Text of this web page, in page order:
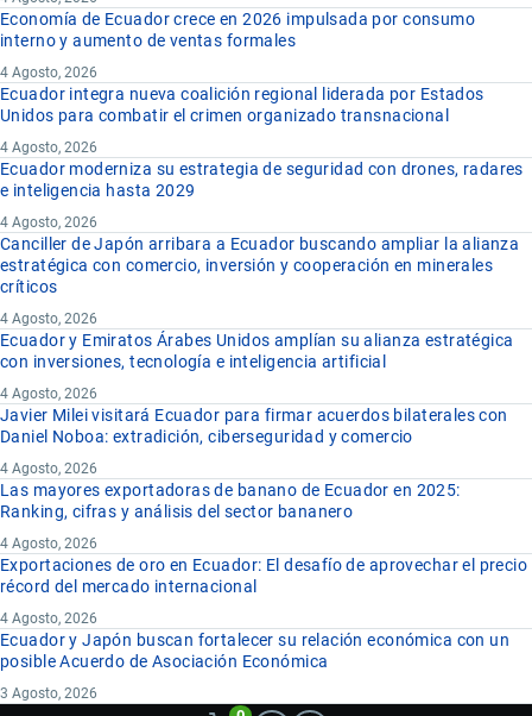
Economía de Ecuador crece en 2026 impulsada por consumo
interno y aumento de ventas formales
4 Agosto, 2026
Ecuador integra nueva coalición regional liderada por Estados
Unidos para combatir el crimen organizado transnacional
4 Agosto, 2026
Ecuador moderniza su estrategia de seguridad con drones, radares
e inteligencia hasta 2029
4 Agosto, 2026
Canciller de Japón arribara a Ecuador buscando ampliar la alianza
estratégica con comercio, inversión y cooperación en minerales
críticos
4 Agosto, 2026
Ecuador y Emiratos Árabes Unidos amplían su alianza estratégica
con inversiones, tecnología e inteligencia artificial
4 Agosto, 2026
Javier Milei visitará Ecuador para firmar acuerdos bilaterales con
Daniel Noboa: extradición, ciberseguridad y comercio
4 Agosto, 2026
Las mayores exportadoras de banano de Ecuador en 2025:
Ranking, cifras y análisis del sector bananero
4 Agosto, 2026
Exportaciones de oro en Ecuador: El desafío de aprovechar el precio
récord del mercado internacional
4 Agosto, 2026
Ecuador y Japón buscan fortalecer su relación económica con un
posible Acuerdo de Asociación Económica
3 Agosto, 2026